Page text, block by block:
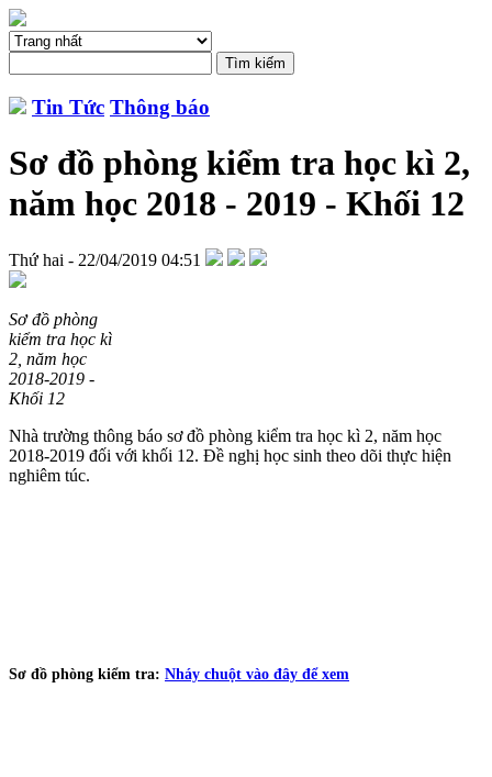
Tin Tức Thông báo
Sơ đồ phòng kiểm tra học kì 2,
năm học 2018 - 2019 - Khối 12
Thứ hai - 22/04/2019 04:51
Sơ đồ phòng
kiểm tra học kì
2, năm học
2018-2019 -
Khối 12
Nhà trường thông báo sơ đồ phòng kiểm tra học kì 2, năm học
2018-2019 đối với khối 12. Đề nghị học sinh theo dõi thực hiện
nghiêm túc.
Sơ đồ phòng kiểm tra: Nháy chuột vào đây để xem